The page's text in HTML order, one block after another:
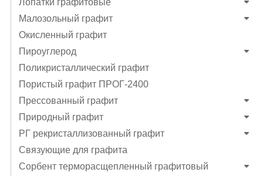
Лопатки графитовые
Малозольный графит
Окисленный графит
Пироуглерод
Поликристаллический графит
Пористый графит ПРОГ-2400
Прессованный графит
Природный графит
РГ рекристаллизованный графит
Связующие для графита
Сорбент терморасщепленный графитовый